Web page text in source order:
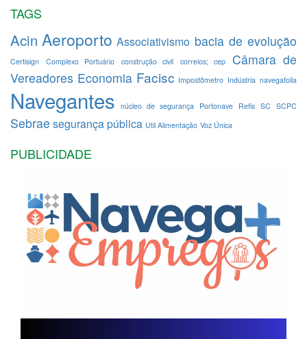
TAGS
Acin Aeroporto Associativismo bacia de evolução
Certisign Complexo Portuário construção civil correios; cep
Câmara de
Vereadores Economia Facisc Impostômetro Indústria navegafolia
Navegantes núcleo de segurança Portonave Refis SC SCPC
Sebrae segurança pública Util Alimentação Voz Única
PUBLICIDADE